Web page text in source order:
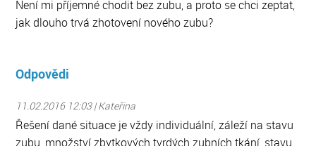
Není mi příjemné chodit bez zubu, a proto se chci zeptat,
jak dlouho trvá zhotovení nového zubu?
Odpovědi
11.02.2016 12:03 | Kateřina
Řešení dané situace je vždy individuální, záleží na stavu
zubu, množství zbytkových tvrdých zubních tkání, stavu